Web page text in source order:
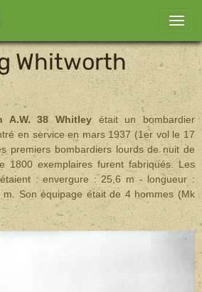
Whitworth
A.W. 38 Whitley était un bombardier
en service en mars 1937 (1er vol le 17
premiers bombardiers lourds de nuit de
1800 exemplaires furent fabriqués. Les
: envergure : 25,6 m - longueur :
Son équipage était de 4 hommes (Mk